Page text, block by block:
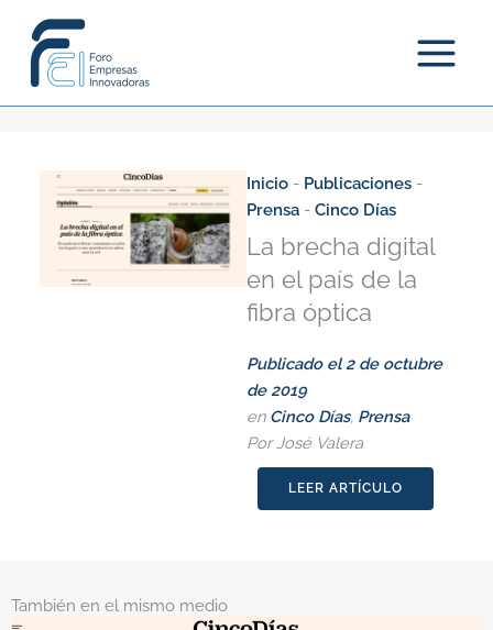
contenido
Inicio - Publicaciones -
Prensa - Cinco Días
La brecha digital
en el país de la
fibra óptica
Publicado el 2 de octubre
de 2019
en Cinco Días, Prensa
Por José Valera
LEER ARTÍCULO
También en el mismo medio